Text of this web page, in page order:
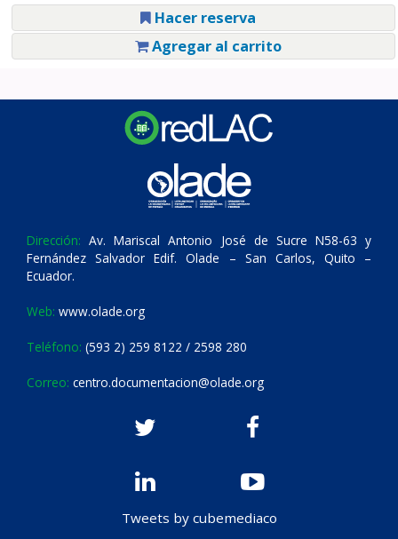
Hacer reserva
Agregar al carrito
Dirección: Av. Mariscal Antonio José de Sucre N58-63 y
Fernández Salvador Edif. Olade – San Carlos, Quito –
Ecuador.
Web: www.olade.org
Teléfono: (593 2) 259 8122 / 2598 280
Correo: centro.documentacion@olade.org
Tweets by cubemediaco